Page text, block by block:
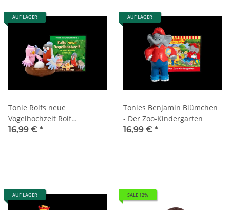
AUF LAGER
Tonie Rolfs neue
Vogelhochzeit Rolf
Zuckowski Musik Hörspiel
16,99 € *
AUF LAGER
Tonies Benjamin Blümchen
- Der Zoo-Kindergarten
16,99 € *
AUF LAGER SALE 12%